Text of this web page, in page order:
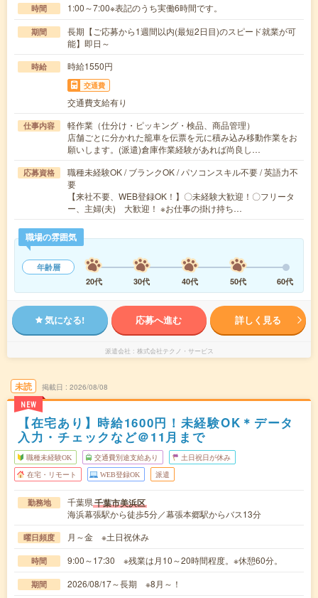
時間 1:00～7:00※表記のうち実働6時間です。
期間
長期【ご応募から1週間以内(最短2日目)のスピード就業が可
能】即日～
時給 時給1550円
交通費
交通費支給有り
仕事内容
軽作業（仕分け・ピッキング・検品、商品管理）
店舗ごとに分かれた籠車を伝票を元に積み込み移動作業をお
願いします。(派遣)倉庫作業経験があれば尚良し…
応募資格
職種未経験OK / ブランクOK / パソコンスキル不要 / 英語力不
要
【来社不要、WEB登録OK！】〇未経験大歓迎！〇フリータ
ー、主婦(夫) 大歓迎！ ※お仕事の掛け持ち…
職場の雰囲気
年齢層
20代
30代 40代 50代 60代
気になる! 応募へ進む 詳しく見る
派遣会社 株式会社テクノ・サービス
未読
NEW
掲載日 2026/08/08
【在宅あり】時給1600円！未経験OK＊データ
入力・チェックなど＠11月まで
職種未経験OK 交通費別途支給あり 土日祝日が休み
在宅・リモート WEB登録OK 派遣
勤務地 千葉県千葉市美浜区
海浜幕張駅から徒歩5分／幕張本郷駅からバス13分
曜日頻度 月～金 ※土日祝休み
時間 9:00～17:30 ※残業は月10～20時間程度。※休憩60分。
期間 2026/08/17～長期 ※8月～！